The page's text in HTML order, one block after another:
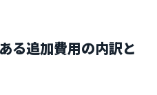
る追加費用の内訳と